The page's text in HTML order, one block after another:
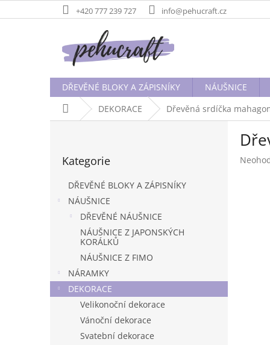
na
+420 777 239 727 info@pehucraft.cz
DŘEVĚNÉ BLOKY A ZÁPISNÍKY NÁUŠNICE
Domů DEKORACE Dřevěná srdíčka
e
l
kategorie
Kategorie
DŘEVĚNÉ BLOKY A ZÁPISNÍKY
NÁUŠNICE
DŘEVĚNÉ NÁUŠNICE
NÁUŠNICE Z JAPONSKÝCH
KORÁLKŮ
NÁUŠNICE Z FIMO
NÁRAMKY
DEKORACE
Velikonoční dekorace
Vánoční dekorace
Svatební dekorace